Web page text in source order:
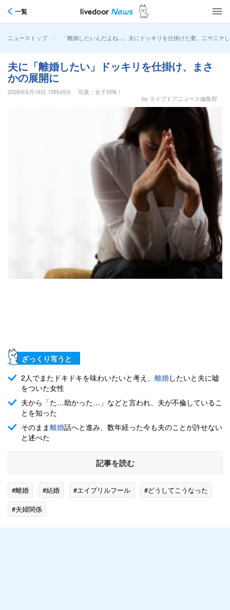
一覧
ニューストップ > 「離婚したいんだよね…」夫にドッキリを仕掛けた妻。ニヤニヤ
夫に「離婚したい」ドッキリを仕掛け、まさ
かの展開に
2026年6月16日 15時45分
写真：女子SPA！
by ライブドアニュース編集部
ざっくり言うと
2人でまたドキドキを味わいたいと考え、 離婚したいと夫に嘘
をついた女性
夫から「た…助かった…」などと言われ、夫が不倫しているこ
とを知った
そのまま離婚話へと進み、数年経った今も夫のことが許せない
と述べた
記事を読む
#離婚 #結婚 #エイプリルフール
#どうしてこうなった
#夫婦関係